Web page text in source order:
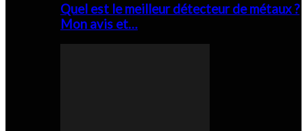
Quel est le meilleur détecteur de métaux ?
Mon avis et…